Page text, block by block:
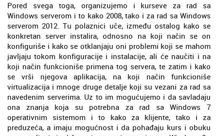
Pored svega toga, organizujemo i kurseve za rad sa
Windows serverom i to kako 2008, tako i za rad sa Windows
serverom 2012. Tu polaznici uče, između ostalog kako se
konkretan server instalira, odnosno na koji način se on
konfiguriše i kako se otklanjaju oni problemi koji se mahom
javljaju tokom konfiguracije i instalacije, ali će naučiti i na
koji način funkcioniše primena tog servera, te zatim i kako
se vrši njegova aplikacija, na koji način funkcioniše
virtualizacija i mnoge druge detalje koji su vezani za rad sa
navedenim serverima. Uz to im mogućujemo i da savladaju
ona znanja koja su potrebna za rad sa Windows 7
operativnim sistemom i to kako za klijente, tako i za
preduzeća, a imaju mogućnost i da pohađaju kurs i obuku